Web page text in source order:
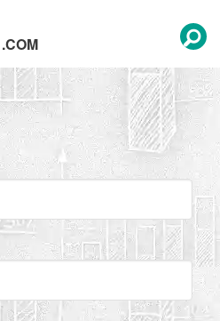
.COM